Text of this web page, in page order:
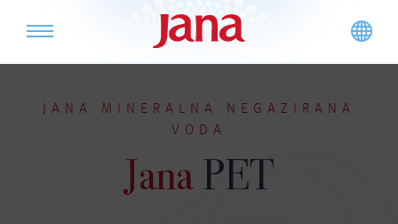
JANA MINERALNA NEGAZIRANA
VODA
JanaPET